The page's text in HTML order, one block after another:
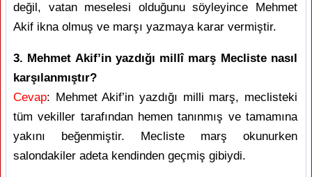
değil, vatan meselesi olduğunu söyleyince Mehmet
Akif ikna olmuş ve marşı yazmaya karar vermiştir.
3. Mehmet Akif’in yazdığı millî marş Mecliste nasıl
karşılanmıştır?
Cevap: Mehmet Akif’in yazdığı milli marş, meclisteki
tüm vekiller tarafından hemen tanınmış ve tamamına
yakını beğenmiştir. Mecliste marş okunurken
salondakiler adeta kendinden geçmiş gibiydi.